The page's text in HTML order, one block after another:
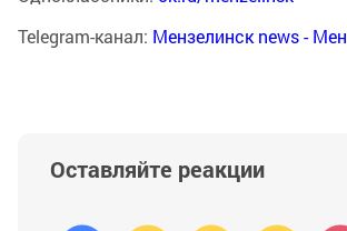
Telegram-канал: Мензелинск news -
Оставляйте реакции